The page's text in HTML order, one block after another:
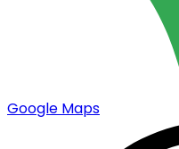
Google Maps